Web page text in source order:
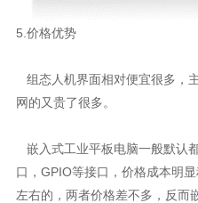
5.价格优势
组态人机界面相对便宜很多，
网的又贵了很多。
嵌入式工业平板电脑一般默认
口，GPIO等接口，价格成本明
左右的，两者价格差不多，反而